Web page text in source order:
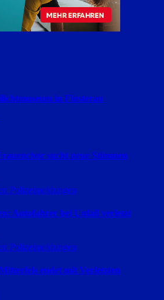
in Finsterau
sucht neue Stimmen
Polizeimeldungen
Autofahrer bei Unfall verletzt
Polizeimeldungen
endet mit Verletzten